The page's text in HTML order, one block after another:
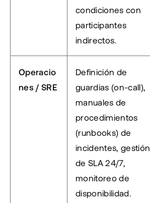
condiciones con
participantes
indirectos.
Operacio
nes / SRE
Definición de
guardias (on-call),
manuales de
procedimientos
(runbooks) de
incidentes, gestión
de SLA 24/7,
monitoreo de
disponibilidad.